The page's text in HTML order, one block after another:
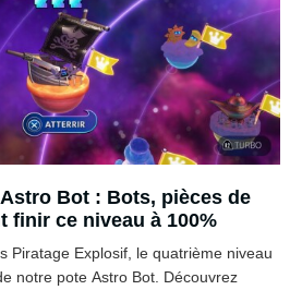
Bot : Bots, pièces de
finir ce niveau à 100%
Piratage Explosif, le quatrième niveau
notre pote Astro Bot. Découvrez